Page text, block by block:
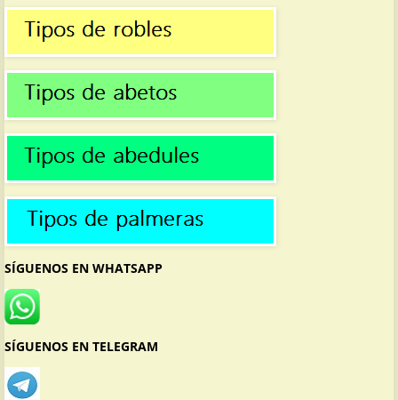
SÍGUENOS EN WHATSAPP
SÍGUENOS EN TELEGRAM